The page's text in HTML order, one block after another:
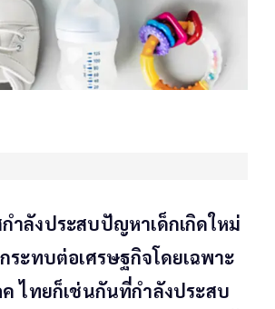
ำลังประสบปัญหาเด็กเกิดใหม่
ระทบต่อเศรษฐกิจโดยเฉพาะ
ไทยก็เช่นกันที่กำลังประสบ